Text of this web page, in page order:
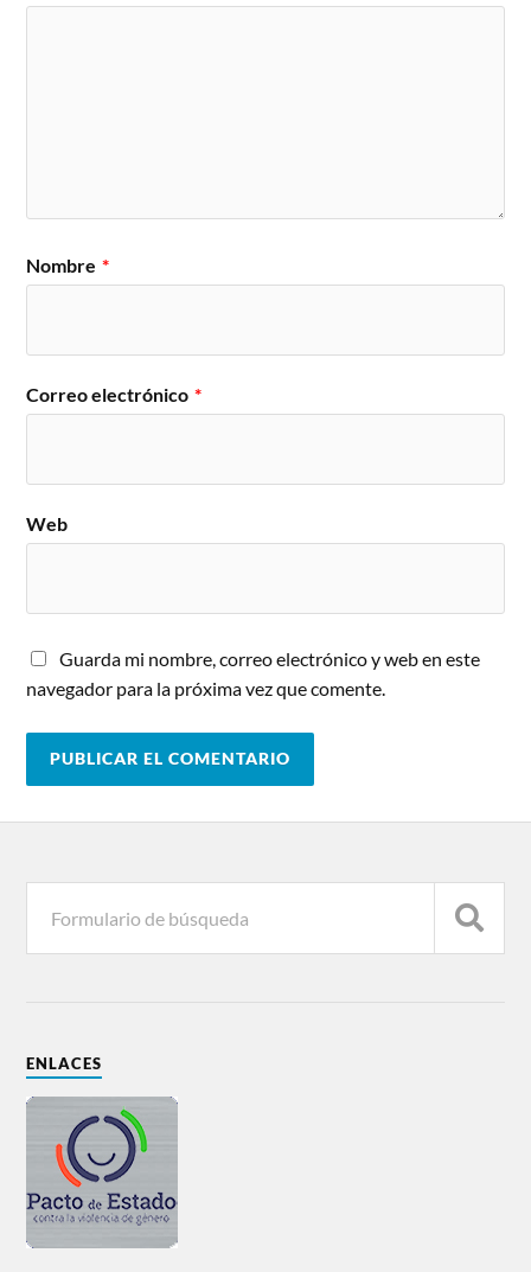
Nombre *
Correo electrónico *
Web
Guarda mi nombre, correo electrónico y web en este
navegador para la próxima vez que comente.
ENLACES